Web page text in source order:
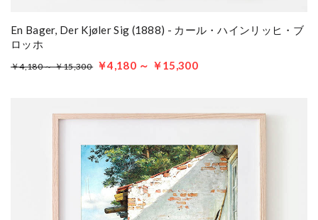
En Bager, Der Kjøler Sig (1888) - カール・ハインリッヒ・ブ
ロッホ
￥4,180 ～ ￥15,300 ￥4,180 ～ ￥15,300